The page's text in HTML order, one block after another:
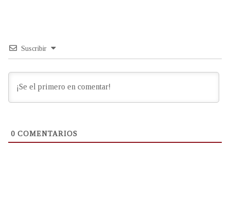
Suscribir
0 COMENTARIOS